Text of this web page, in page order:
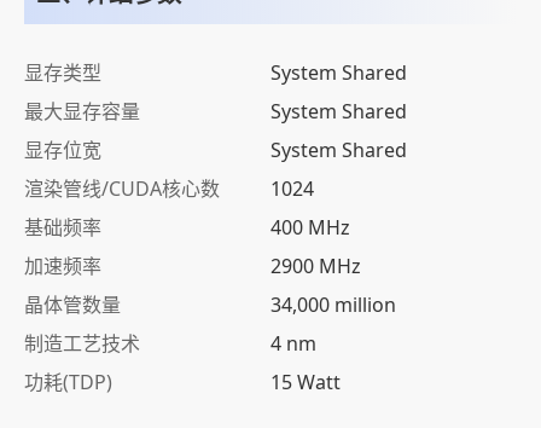
显存类型
System Shared
最大显存容量
System Shared
显存位宽
System Shared
渲染管线/CUDA核心数
1024
基础频率
400 MHz
加速频率
2900 MHz
晶体管数量
34,000 million
制造工艺技术
4 nm
功耗(TDP)
15 Watt